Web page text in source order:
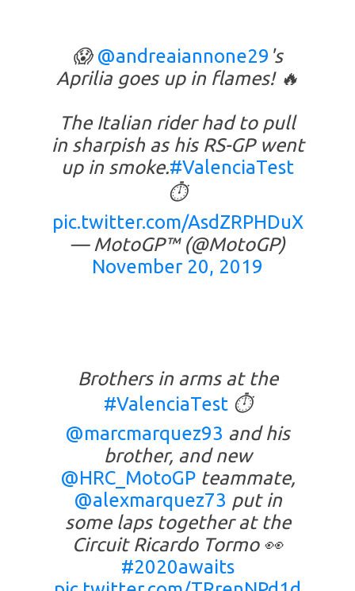
😱 @andreaiannone29 's
Aprilia goes up in flames! 🔥
The Italian rider had to pull
in sharpish as his RS-GP went
up in smoke.#ValenciaTest
⏱️
pic.twitter.com/AsdZRPHDuX
— MotoGP™ (@MotoGP)
November 20, 2019
Brothers in arms at the
#ValenciaTest⏱️
@marcmarquez93 and his
brother, and new
@HRC_MotoGPteammate,
@alexmarquez73 put in
some laps together at the
Circuit Ricardo Tormo 👀
#2020awaits